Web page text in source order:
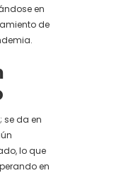
en
de
se da en
lo que
en